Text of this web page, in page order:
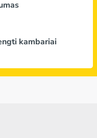
kambariai